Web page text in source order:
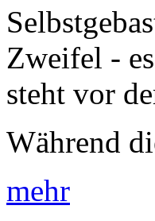
Zweifel -
steht vor
Während
mehr